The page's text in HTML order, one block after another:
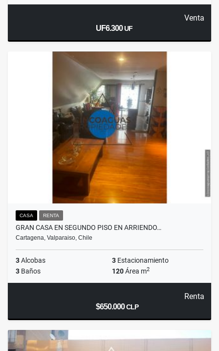
Venta
UF6.300UF
CASA RENTA
GRAN CASA EN SEGUNDO PISO EN ARRIENDO…
Cartagena, Valparaiso, Chile
3Alcobas 3 Estacionamiento
3 Baños 120Área m2
Renta
$650.000CLP